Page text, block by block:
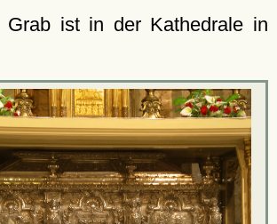
Grab ist in der Kathedrale in